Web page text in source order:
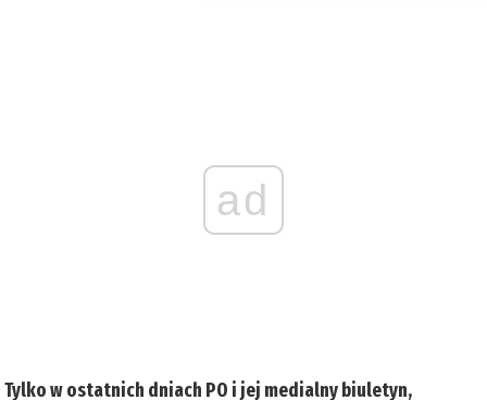
ad
Tylko w ostatnich dniach PO i jej medialny biuletyn,